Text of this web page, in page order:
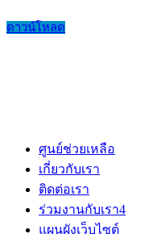
ดาวน์โหลด
ศูนย์ช่วยเหลือ
เกี่ยวกับเรา
ติดต่อเรา
ร่วมงานกับเรา4
แผนผังเว็บไซต์